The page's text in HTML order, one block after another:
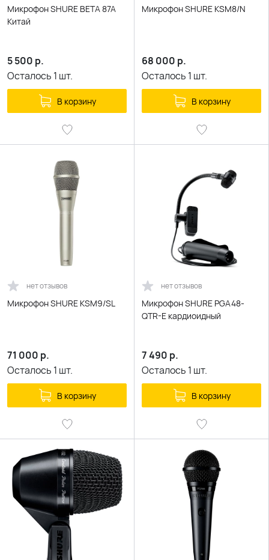
Микрофон SHURE BETA 87А
Китай
5 500 р.
Осталось 1 шт.
В корзину
Микрофон SHURE KSM8/N
68 000 р.
Осталось 1 шт.
В корзину
нет отзывов
Микрофон SHURE KSM9/SL
71 000 р.
Осталось 1 шт.
В корзину
нет отзывов
Микрофон SHURE PGA48-
QTR-E кардиоидный
7 490 р.
Осталось 1 шт.
В корзину